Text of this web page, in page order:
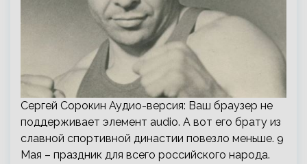
Сергей Сорокин Аудио-версия: Ваш браузер не
поддерживает элемент audio. А вот его брату из
славной спортивной династии повезло меньше. 9
Мая – праздник для всего российского народа.